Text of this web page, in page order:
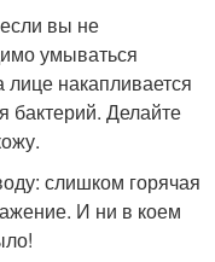
вы не
умываться
накапливается
бактерий. Делайте
слишком горячая
И ни в коем